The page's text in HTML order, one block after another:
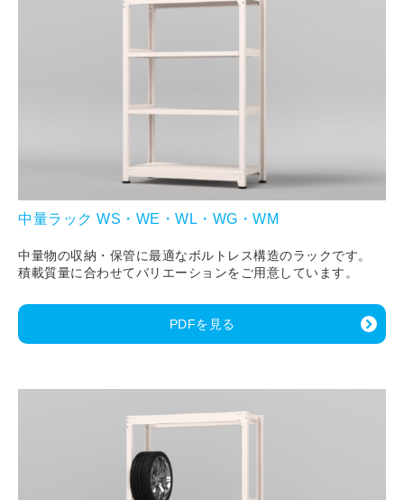
中量ラック WS・WE・WL・WG・WM
中量物の収納・保管に最適なボルトレス構造のラックです。
積載質量に合わせてバリエーションをご用意しています。
PDFを見る